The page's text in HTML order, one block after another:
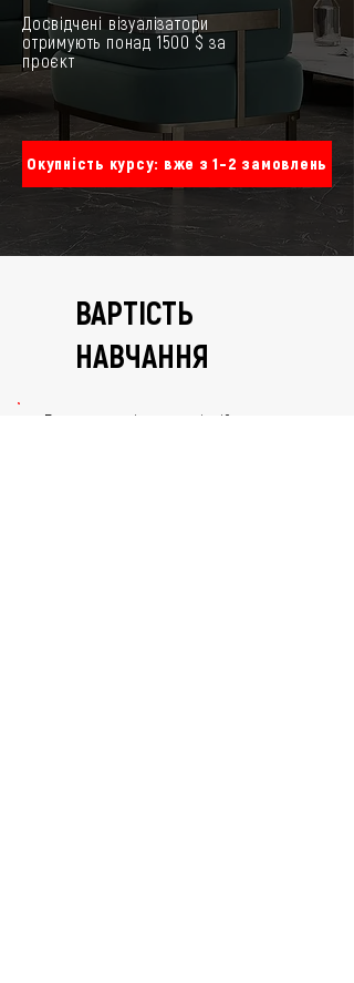
Досвідчені візуалізатори
отримують понад 1500 $ за
проєкт
Окупність курсу: вже з 1–2 замовлень
ВАРТІСТЬ
НАВЧАННЯ
Бронювання місця у групі здійснюється